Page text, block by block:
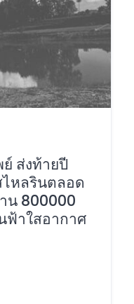
ย์ ส่งท้ายปี
ไหลรินตลอด
น 800000
ฟ้าใสอากาศ